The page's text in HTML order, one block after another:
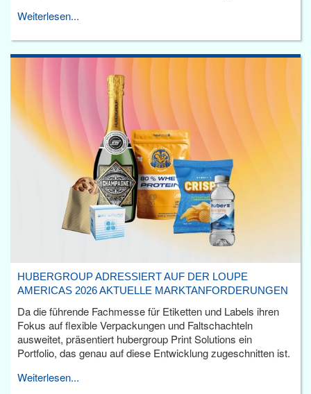
Weiterlesen...
HUBERGROUP ADRESSIERT AUF DER LOUPE
AMERICAS 2026 AKTUELLE MARKTANFORDERUNGEN
Da die führende Fachmesse für Etiketten und Labels ihren
Fokus auf flexible Verpackungen und Faltschachteln
ausweitet, präsentiert hubergroup Print Solutions ein
Portfolio, das genau auf diese Entwicklung zugeschnitten ist.
Weiterlesen...